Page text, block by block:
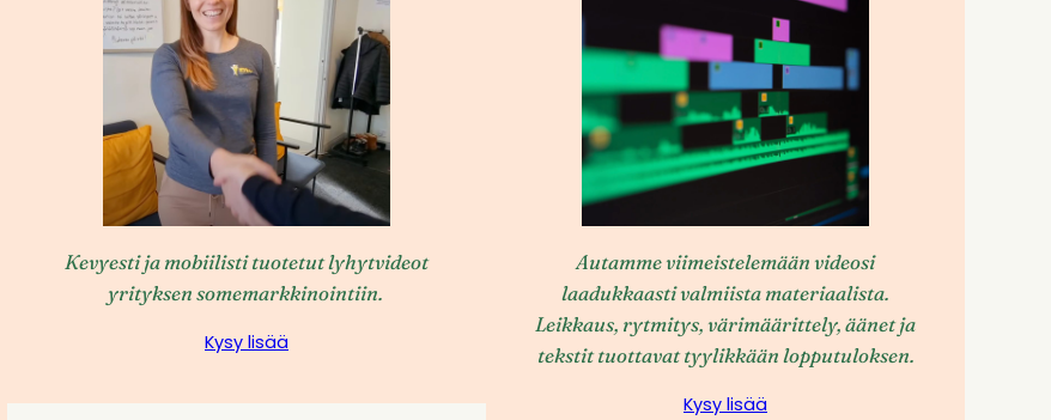
Kevyesti ja mobiilisti tuotetut lyhytvideot
yrityksen somemarkkinointiin.
Kysy lisää
Autamme viimeistelemään videosi
laadukkaasti valmiista materiaalista.
Leikkaus, rytmitys, värimäärittely, äänet ja
tekstit tuottavat tyylikkään lopputuloksen.
Kysy lisää